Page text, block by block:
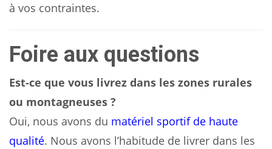
à vos contraintes.
Foire aux questions
Est-ce que vous livrez dans les zones rurales
ou montagneuses ?
Oui, nous avons du matériel sportif de haute
qualité. Nous avons l’habitude de livrer dans les